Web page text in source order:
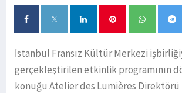
İstanbul Fransız Kültür Merkezi
gerçekleştirilen etkinlik programının
konuğu Atelier des Lumières Direktörü